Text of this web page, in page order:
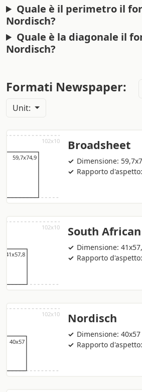
Quale è il perimetro il
Nordisch?
Quale è la diagonale il
Nordisch?
Formati Newspaper:
Unit:
Broadsheet
Dimensione:
Rapporto
South
Dimensione:
Rapporto
Nordisch
Dimensione: 40x57
Rapporto